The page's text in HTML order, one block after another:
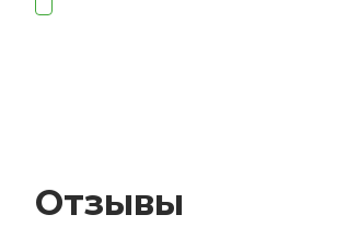
Отзывы